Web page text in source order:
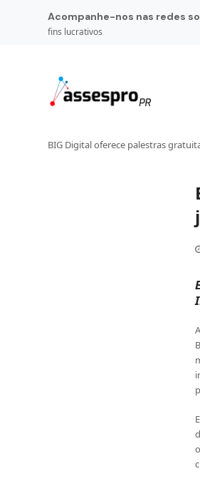
Acompanhe-nos nas redes
fins lucrativos
BIG Digital oferece palestras